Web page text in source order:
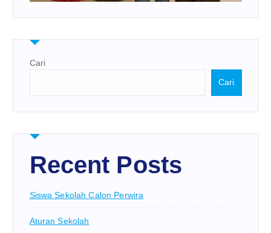
Cari
Cari
Recent Posts
Siswa Sekolah Calon Perwira
Aturan Sekolah